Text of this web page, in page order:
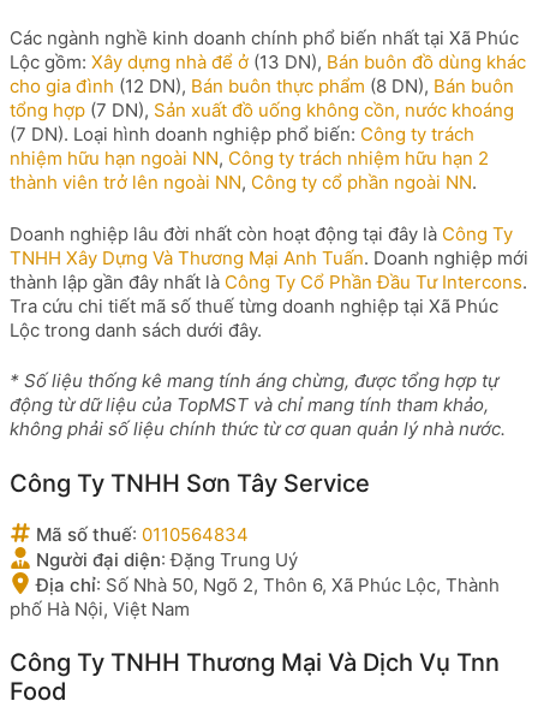
...
Các ngành nghề kinh doanh chính phổ biến nhất tại Xã Phúc
Lộc gồm: Xây dựng nhà để ở (13 DN), Bán buôn đồ dùng khác
cho gia đình (12 DN), Bán buôn thực phẩm (8 DN), Bán buôn
tổng hợp (7 DN), Sản xuất đồ uống không cồn, nước khoáng
(7 DN). Loại hình doanh nghiệp phổ biến: Công ty trách
nhiệm hữu hạn ngoài NN, Công ty trách nhiệm hữu hạn 2
thành viên trở lên ngoài NN, Công ty cổ phần ngoài NN.
Doanh nghiệp lâu đời nhất còn hoạt động tại đây là Công Ty
TNHH Xây Dựng Và Thương Mại Anh Tuấn. Doanh nghiệp mới
thành lập gần đây nhất là Công Ty Cổ Phần Đầu Tư Intercons.
Tra cứu chi tiết mã số thuế từng doanh nghiệp tại Xã Phúc
Lộc trong danh sách dưới đây.
* Số liệu thống kê mang tính áng chừng, được tổng hợp tự
động từ dữ liệu của TopMST và chỉ mang tính tham khảo,
không phải số liệu chính thức từ cơ quan quản lý nhà nước.
Công Ty TNHH Sơn Tây Service
Mã số thuế: 0110564834
Người đại diện:Đặng Trung Uý
Địa chỉ: Số Nhà 50, Ngõ 2, Thôn 6, Xã Phúc Lộc, Thành
phố Hà Nội, Việt Nam
Công Ty TNHH Thương Mại Và Dịch Vụ Tnn
Food